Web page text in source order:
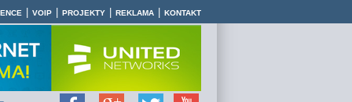
VOIP PROJEKTY REKLAMA KONTAKT